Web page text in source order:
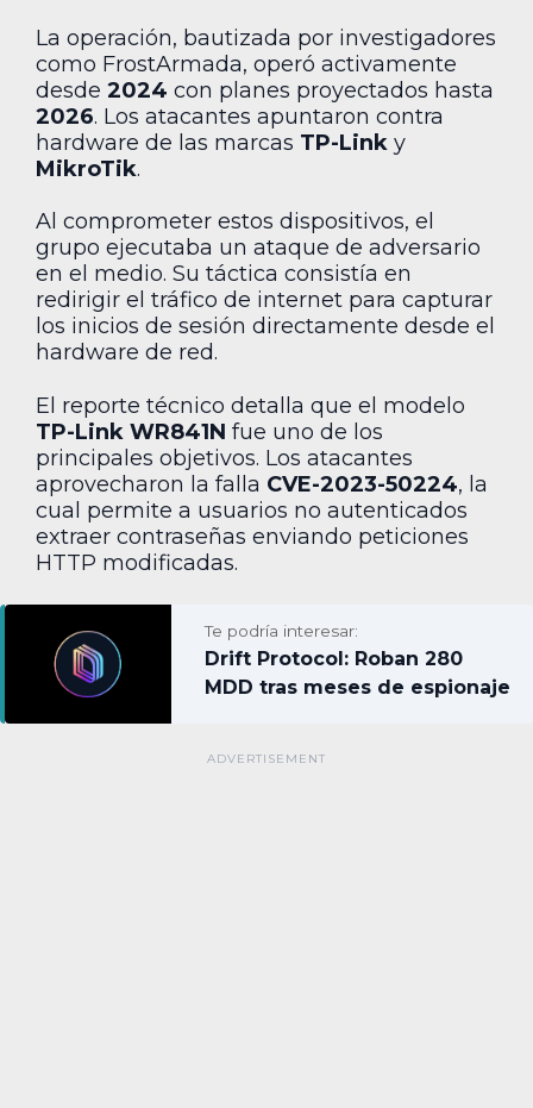
La operación, bautizada por investigadores
como FrostArmada, operó activamente
desde 2024 con planes proyectados hasta
2026. Los atacantes apuntaron contra
hardware de las marcas TP-Link y
MikroTik.
Al comprometer estos dispositivos, el
grupo ejecutaba un ataque de adversario
en el medio. Su táctica consistía en
redirigir el tráfico de internet para capturar
los inicios de sesión directamente desde el
hardware de red.
El reporte técnico detalla que el modelo
TP-Link WR841N fue uno de los
principales objetivos. Los atacantes
aprovecharon la falla CVE-2023-50224, la
cual permite a usuarios no autenticados
extraer contraseñas enviando peticiones
HTTP modificadas.
Te podría interesar:
Drift Protocol: Roban 280
MDD tras meses de espionaje